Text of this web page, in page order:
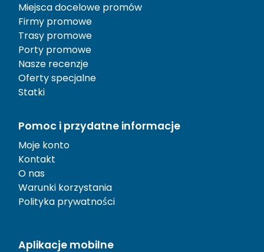
Miejsca docelowe promów
Firmy promowe
Trasy promowe
Porty promowe
Nasze recenzje
Oferty specjalne
Statki
Pomoc i przydatne informacje
Moje konto
Kontakt
O nas
Warunki korzystania
Polityka prywatności
Aplikacje mobilne